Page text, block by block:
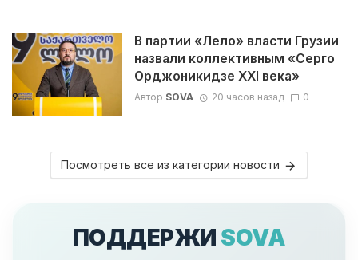
В партии «Лело» власти Грузии
назвали коллективным «Серго
Орджоникидзе XXI века»
Автор SOVA 20 часов назад 0
Посмотреть все из категории новости
ПОДДЕРЖИ SOVA